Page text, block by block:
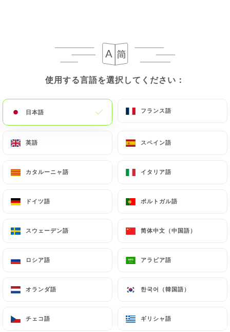
使用する言語を選択してください：
日本語 フランス語
英語 スペイン語
カタルーニャ語 イタリア語
ドイツ語 ポルトガル語
スウェーデン語 简体中文（中国語）
ロシア語 アラビア語
オランダ語 한국어（韓国語）
チェコ語 ギリシャ語
使用する言語を選択してください：
日本語 フランス語
英語 スペイン語
カタルーニャ語 イタリア語
ドイツ語 ポルトガル語
スウェーデン語 简体中文（中国語）
ロシア語 アラビア語
オランダ語 한국어（韓国語）
チェコ語 ギリシャ語